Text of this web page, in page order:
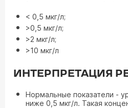
< 0,5 мкг/л;
>0,5 мкг/л;
>2 мкг/л;
>10 мкг/л
ИНТЕРПРЕТАЦИЯ
Нормальные показатели -
ниже 0,5 мкг/л. Такая